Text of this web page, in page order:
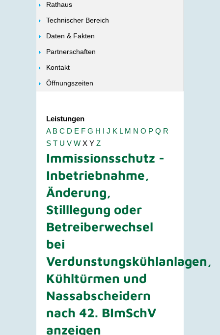
Rathaus
Technischer Bereich
Daten & Fakten
Partnerschaften
Kontakt
Öffnungszeiten
Leistungen
A B C D E F G H I J K L M N O P Q R
S T U V W X Y Z
Immissionsschutz -
Inbetriebnahme,
Änderung,
Stilllegung oder
Betreiberwechsel
bei
Verdunstungskühlanlagen,
Kühltürmen und
Nassabscheidern
nach 42. BImSchV
anzeigen